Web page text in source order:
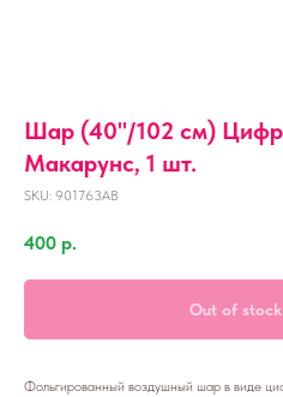
Шар (40''/102 см)
Макарунс, 1 шт.
SKU: 901763AB
400 р.
Out of stock
Фольгированный воздушный шар в виде